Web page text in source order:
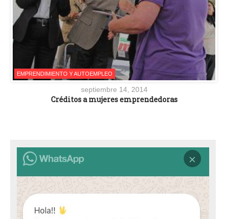
EMPRENDIMIENTO Y AUTOEMPLEO
septiembre 14, 2014
Créditos a mujeres emprendedoras